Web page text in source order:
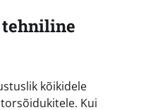
kõikidele
Kui